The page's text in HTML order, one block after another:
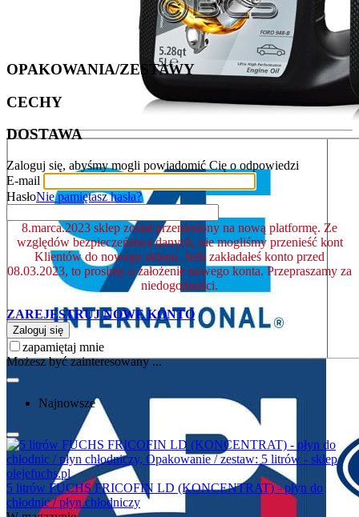
OPAKOWANIA/ZESTAWY
CECHY
DOSTAWA
Zaloguj się, abyśmy mogli powiadomić Cię o odpowiedzi
E-mail
HasłoNie pamiętasz hasła?
8.marca.2023 sklep został przeniesiony na nową platformę. Ze
względów bezpieczeństwa danych, nie mogliśmy przenieść kont
Klientów do nowego sklepu. Jeśli zakładałeś konto przed
08.03.2023, to prosimy o założenie nowego konta. Przepraszamy za
niedogodności.
ZAREJESTRUJ NOWE KONTO
Zaloguj się
zapamiętaj mnie
Możesz być zainteresowany ...
Najnowsze
5 litrów FUCHS FRICOFIN LD (KONCENTRAT) - płyn do
chłodnic / płyn chłodniczy